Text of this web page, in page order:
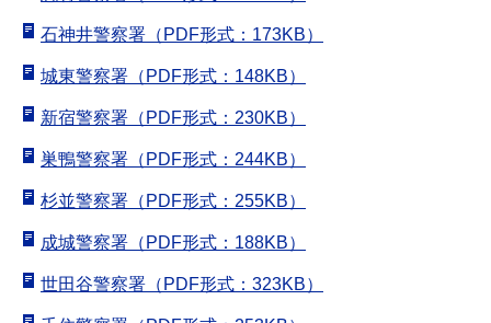
石神井警察署（PDF形式：173KB）
城東警察署（PDF形式：148KB）
新宿警察署（PDF形式：230KB）
巣鴨警察署（PDF形式：244KB）
杉並警察署（PDF形式：255KB）
成城警察署（PDF形式：188KB）
世田谷警察署（PDF形式：323KB）